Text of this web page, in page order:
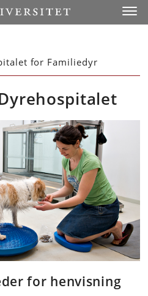
for Familiedyr
for henvisning